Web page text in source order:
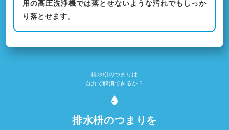
用の高圧洗浄機では落とせないような汚れでもしっか
り落とせます。
排水枡のつまりは
自力で解消できるか？
排水枡のつまりを